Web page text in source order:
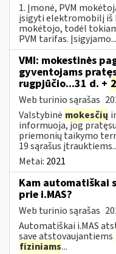
1. Įmonė, PVM
įsigyti elektromobilį iš
mokėtojo, todėl
PVM tarifas. Įsigyjamo...
VMI: mokestinės
gyventojams
rugpjūčio...31 d. + 2
Web turinio sąrašas
Valstybinė mokesčių
informuoja, jog
priemonių taikymo
19 sąrašus
Metai: 2021
Kam automatiškai
prie i.MAS?
Web turinio sąrašas
Automatiškai i.MAS
save atstovaujantiems
fiziniams...